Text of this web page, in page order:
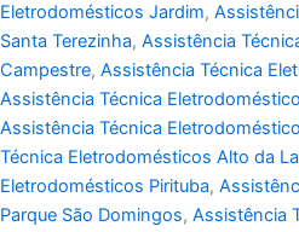
Eletrodomésticos Jardim,
Santa Terezinha, Assistência
Campestre, Assistência Técnica
Assistência Técnica
Assistência Técnica
Técnica Eletrodomésticos Alto da
Eletrodomésticos Pirituba,
Parque São Domingos, Assistência